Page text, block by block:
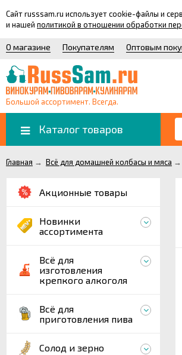
Сайт russsam.ru использует cookie-файлы и
и нашей политикой в отношении обработки
О магазине Покупателям Оптовым
Большой ассортимент. Всегда.
Каталог товаров
Главная → Всё для домашней колбасы и мяса →
Акционные товары
Новинки
ассортимента
Всё для
изготовления
крепкого алкоголя
Всё для
приготовления пива
Солод и зерно